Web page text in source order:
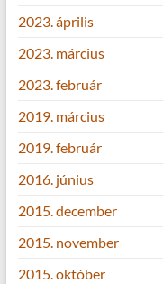
2023. április
2023. március
2023. február
2019. március
2019. február
2016. június
2015. december
2015. november
2015. október